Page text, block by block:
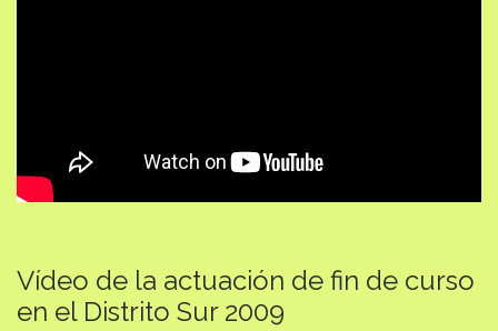
Vídeo de la actuación de fin de curso
en el Distrito Sur 2009